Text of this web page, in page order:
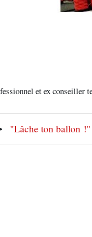
et ex conseiller
"Lâche ton ballon !"